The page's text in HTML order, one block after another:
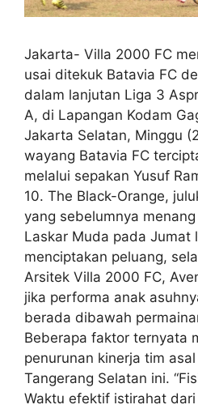
Jakarta- Villa 2000 FC
usai ditekuk Batavia FC
dalam lanjutan Liga 3
A, di Lapangan Kodam
Jakarta Selatan, Minggu
wayang Batavia FC
melalui sepakan Yusuf
10. The Black-Orange,
yang sebelumnya
Laskar Muda pada Jumat
menciptakan peluang,
Arsitek Villa 2000 FC,
jika performa anak
berada dibawah
Beberapa faktor ternyata
penurunan kinerja tim
Tangerang Selatan ini.
Waktu efektif istirahat